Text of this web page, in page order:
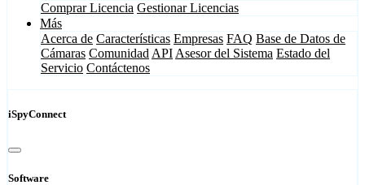
Comprar Licencia Gestionar Licencias
Más
Acerca de Características Empresas FAQ Base de Datos de
Cámaras Comunidad API Asesor del Sistema Estado del
Servicio Contáctenos
iSpyConnect
Software